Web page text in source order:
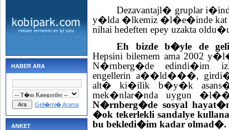
HABER ARA
Geli�mi� Arama
ANKET
Dezavantajl� gruplar
y�lda �lkemiz �l�e�inde kat
nihai hedeften epey uzakta
Eh bizde b�yle de
Hepsini bilemem ama 2002
N�rnberg�de edindi�im
engellerin a��ld���,
alt� ki�ilik b�y�k
mek�nlar�nda uygun
N�rnberg�de sosyal
�ok tekerlekli sandalye
bu bekledi�im kadar olmad�.